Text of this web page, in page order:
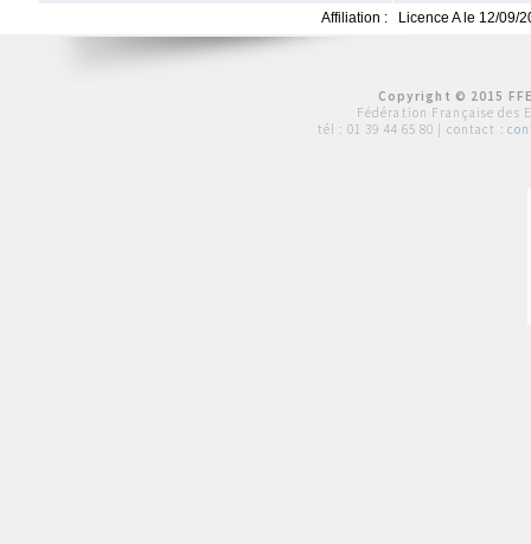
Affiliation :
Licence A le 12/09/
Copyright © 2015
Fédération Française des
tél : 01 39 44 65 80 | contact :